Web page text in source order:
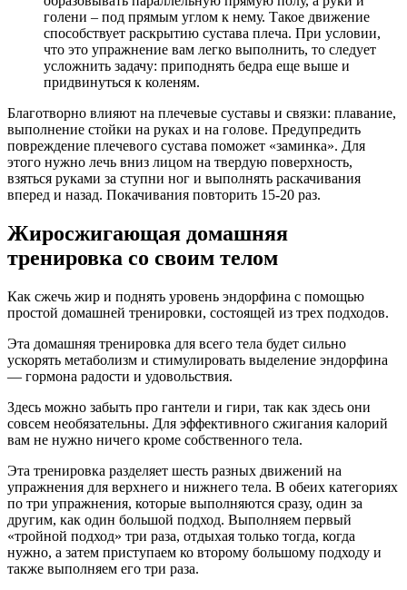
голени – под прямым углом к нему. Такое движение
способствует раскрытию сустава плеча. При условии,
что это упражнение вам легко выполнить, то следует
усложнить задачу: приподнять бедра еще выше и
придвинуться к коленям.
Благотворно влияют на плечевые суставы и связки: плавание,
выполнение стойки на руках и на голове. Предупредить
повреждение плечевого сустава поможет «заминка». Для
этого нужно лечь вниз лицом на твердую поверхность,
взяться руками за ступни ног и выполнять раскачивания
вперед и назад. Покачивания повторить 15-20 раз.
Жиросжигающая домашняя
тренировка со своим телом
Как сжечь жир и поднять уровень эндорфина с помощью
простой домашней тренировки, состоящей из трех подходов.
Эта домашняя тренировка для всего тела будет сильно
ускорять метаболизм и стимулировать выделение эндорфина
— гормона радости и удовольствия.
Здесь можно забыть про гантели и гири, так как здесь они
совсем необязательны. Для эффективного сжигания калорий
вам не нужно ничего кроме собственного тела.
Эта тренировка разделяет шесть разных движений на
упражнения для верхнего и нижнего тела. В обеих категориях
по три упражнения, которые выполняются сразу, один за
другим, как один большой подход. Выполняем первый
«тройной подход» три раза, отдыхая только тогда, когда
нужно, а затем приступаем ко второму большому подходу и
также выполняем его три раза.